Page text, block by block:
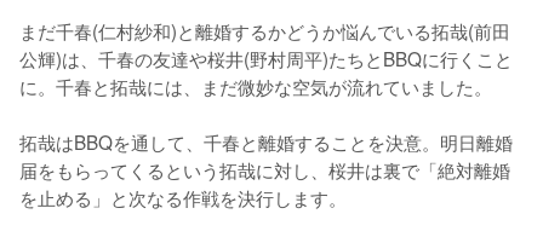
まだ千春(仁村紗和)と離婚するかどうか悩んでいる拓哉(前田
公輝)は、千春の友達や桜井(野村周平)たちとBBQに行くこと
に。千春と拓哉には、まだ微妙な空気が流れていました。
拓哉はBBQを通して、千春と離婚することを決意。明日離婚
届をもらってくるという拓哉に対し、桜井は裏で「絶対離婚
を止める」と次なる作戦を決行します。